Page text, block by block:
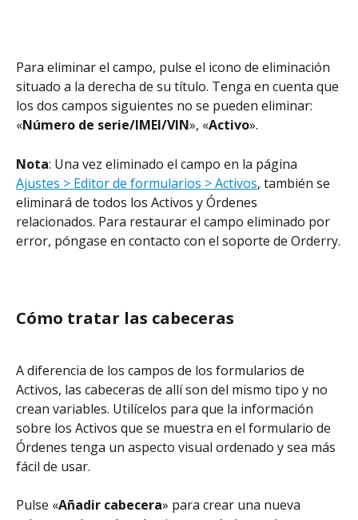
Para eliminar el campo, pulse el icono de eliminación
situado a la derecha de su título. Tenga en cuenta que
los dos campos siguientes no se pueden eliminar:
«Número de serie/IMEI/VIN», «Activo».
Nota: Una vez eliminado el campo en la página
Ajustes > Editor de formularios > Activos, también se
eliminará de todos los Activos y Órdenes
relacionados. Para restaurar el campo eliminado por
error, póngase en contacto con el soporte de Orderry.
Cómo tratar las cabeceras
A diferencia de los campos de los formularios de
Activos, las cabeceras de allí son del mismo tipo y no
crean variables. Utilícelos para que la información
sobre los Activos que se muestra en el formulario de
Órdenes tenga un aspecto visual ordenado y sea más
fácil de usar.
Pulse «Añadir cabecera» para crear una nueva